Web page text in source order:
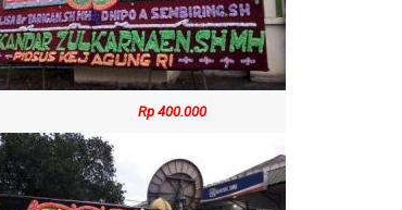
Rp 400.000